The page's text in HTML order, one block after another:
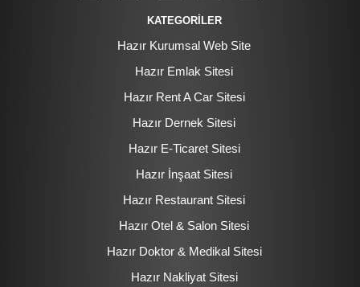
KATEGORİLER
Hazır Kurumsal Web Site
Hazır Emlak Sitesi
Hazır Rent A Car Sitesi
Hazır Dernek Sitesi
Hazır E-Ticaret Sitesi
Hazır İnşaat Sitesi
Hazır Restaurant Sitesi
Hazır Otel & Salon Sitesi
Hazır Doktor & Medikal Sitesi
Hazır Nakliyat Sitesi